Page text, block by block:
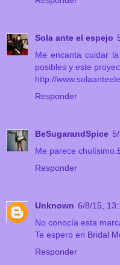
Sola ante el espejo
Me encanta cuidar
posibles y este
http://
Responder
BeSugarandSpice
Me parece
Responder
Unknown 6/8/15,
No conocía esta
Te espero en Bridal
Responder